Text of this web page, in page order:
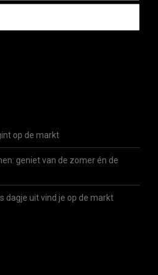
op de markt
geniet van de zomer én de
dagje uit vind je op de markt